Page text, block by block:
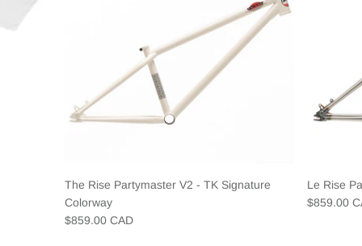
The Rise Partymaster V2 - TK Signature
Colorway
$859.00 CAD
Le Rise
$859.00